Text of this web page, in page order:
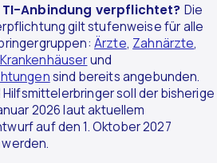
TI-Anbindung verpflichtet? Die
gilt stufenweise für alle
Ärzte, Zahnärzte,
Krankenhäuserund
sind bereits angebunden.
Hilfsmittelerbringer soll der bisherige
2026 laut aktuellem
auf den 1. Oktober 2027